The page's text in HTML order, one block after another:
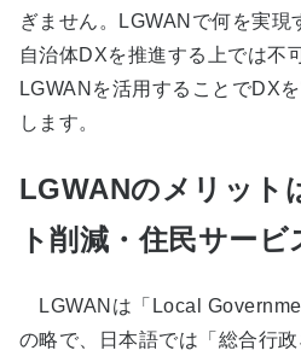
ぎません。LGWANで何を実現
自治体DXを推進する上では不
LGWANを活用することでDX
します。
LGWANのメリット
ト削減・住民サービ
LGWANは「Local
の略で、日本語では「総合行